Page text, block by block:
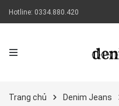
Hotline: 0334.880.420
Trang chủ Denim Jeans